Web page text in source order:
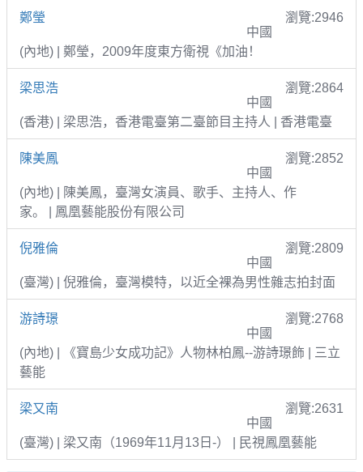
鄭瑩
瀏覽:2946
中國
(內地) | 鄭瑩，2009年度東方衛視《加油！
梁思浩
瀏覽:2864
中國
(香港) | 梁思浩，香港電臺第二臺節目主持人 | 香港電臺
陳美鳳
瀏覽:2852
中國
(內地) | 陳美鳳，臺灣女演員、歌手、主持人、作
家。 | 鳳凰藝能股份有限公司
倪雅倫
瀏覽:2809
中國
(臺灣) | 倪雅倫，臺灣模特，以近全裸為男性雜志拍封面
游詩璟
瀏覽:2768
中國
(內地) | 《寶島少女成功記》人物林柏鳳--游詩璟飾 | 三立
藝能
梁又南
瀏覽:2631
中國
(臺灣) | 梁又南（1969年11月13日-） | 民視鳳凰藝能